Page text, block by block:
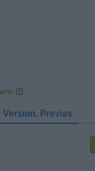
Version. Previas